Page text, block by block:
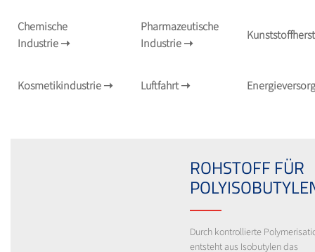
Chemische
Industrie➝
Pharmazeutische
Industrie➝
Kosmetikindustrie➝ Luftfahrt➝
ROHSTOFF FÜR
Durch kontrollierte
entsteht aus Isobutylen das